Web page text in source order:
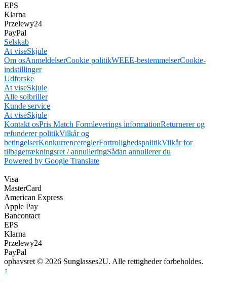
EPS
Klarna
Przelewy24
PayPal
Selskab
At viseSkjule
Om osAnmeldelserCookie politikWEEE-bestemmelserCookie-
indstillinger
Udforske
At viseSkjule
Alle solbriller
Kunde service
At viseSkjule
Kontakt osPris Match Formleverings informationReturnerer og
refunderer politikVilkår og
betingelserKonkurrencereglerFortrolighedspolitikVilkår for
tilbagetrækningsret / annulleringSådan annullerer du
Powered by Google Translate
Visa
MasterCard
American Express
Apple Pay
Bancontact
EPS
Klarna
Przelewy24
PayPal
ophavsret © 2026 Sunglasses2U. Alle rettigheder forbeholdes.
↑